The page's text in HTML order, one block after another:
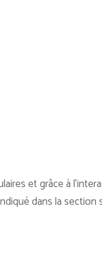
et grâce à
dans la section